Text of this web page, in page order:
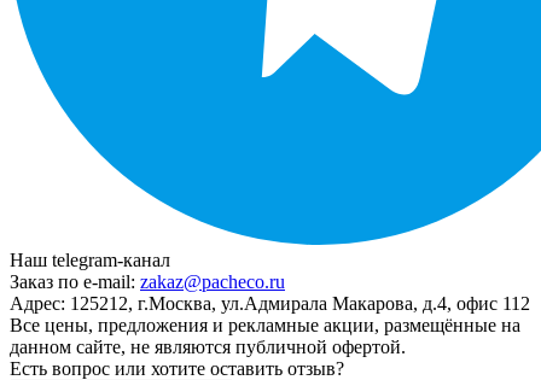
Наш telegram-канал
Заказ по e-mail: zakaz@pacheco.ru
Адрес: 125212, г.Москва, ул.Адмирала Макарова, д.4, офис 112
Все цены, предложения и рекламные акции, размещённые на
данном сайте, не являются публичной офертой.
Есть вопрос или хотите оставить отзыв?